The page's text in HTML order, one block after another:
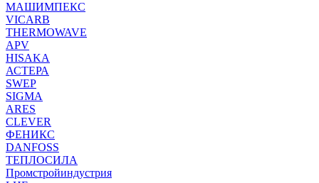
МАШИМПЕКС
VICARB
THERMOWAVE
APV
HISAKA
АСТЕРА
SWEP
SIGMA
ARES
CLEVER
ФЕНИКС
DANFOSS
ТЕПЛОСИЛА
Промстройиндустрия